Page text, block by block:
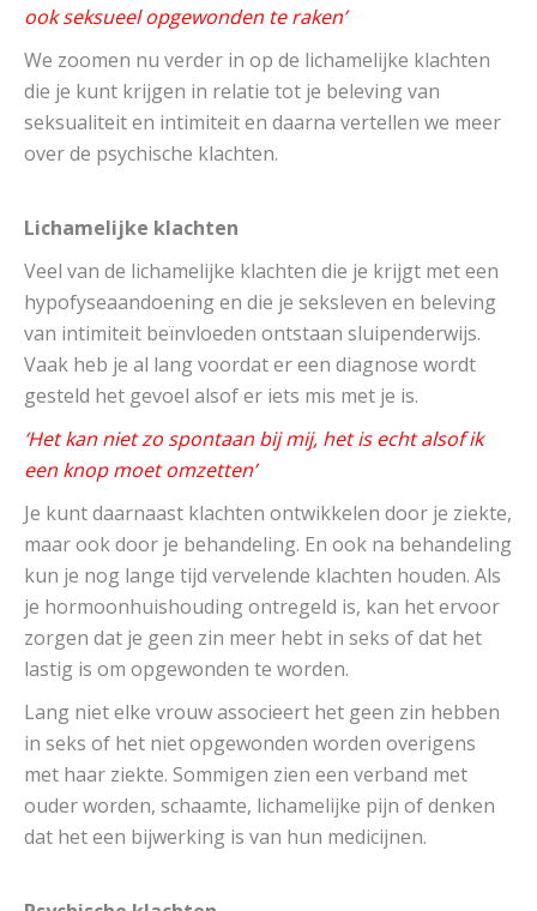
ook seksueel opgewonden te raken’
We zoomen nu verder in op de lichamelijke klachten
die je kunt krijgen in relatie tot je beleving van
seksualiteit en intimiteit en daarna vertellen we meer
over de psychische klachten.
Lichamelijke klachten
Veel van de lichamelijke klachten die je krijgt met een
hypofyseaandoening en die je seksleven en beleving
van intimiteit beïnvloeden ontstaan sluipenderwijs.
Vaak heb je al lang voordat er een diagnose wordt
gesteld het gevoel alsof er iets mis met je is.
‘Het kan niet zo spontaan bij mij, het is echt alsof ik
een knop moet omzetten’
Je kunt daarnaast klachten ontwikkelen door je ziekte,
maar ook door je behandeling. En ook na behandeling
kun je nog lange tijd vervelende klachten houden. Als
je hormoonhuishouding ontregeld is, kan het ervoor
zorgen dat je geen zin meer hebt in seks of dat het
lastig is om opgewonden te worden.
Lang niet elke vrouw associeert het geen zin hebben
in seks of het niet opgewonden worden overigens
met haar ziekte. Sommigen zien een verband met
ouder worden, schaamte, lichamelijke pijn of denken
dat het een bijwerking is van hun medicijnen.